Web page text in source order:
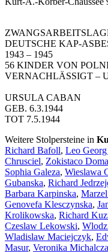
DEUTSCHE KAP-
1943 – 1945
56 KINDER VON
VERNACHLÄSSIGT –
URSULA CABAN
GEB. 6.3.1944
TOT 7.5.1944
Weitere Stolpersteine in
Richard Bafoll, Leo
Chrusciel, Zokistaco
Sophia Galeza, Wieslawa
Gubanska, Richard
Barbara Karpinska,
Genovefa Klesczynska,
Krolikowska, Richard
Czeslaw Lekowski,
Wladislaw Maciejczyk,
Masur, Veronika